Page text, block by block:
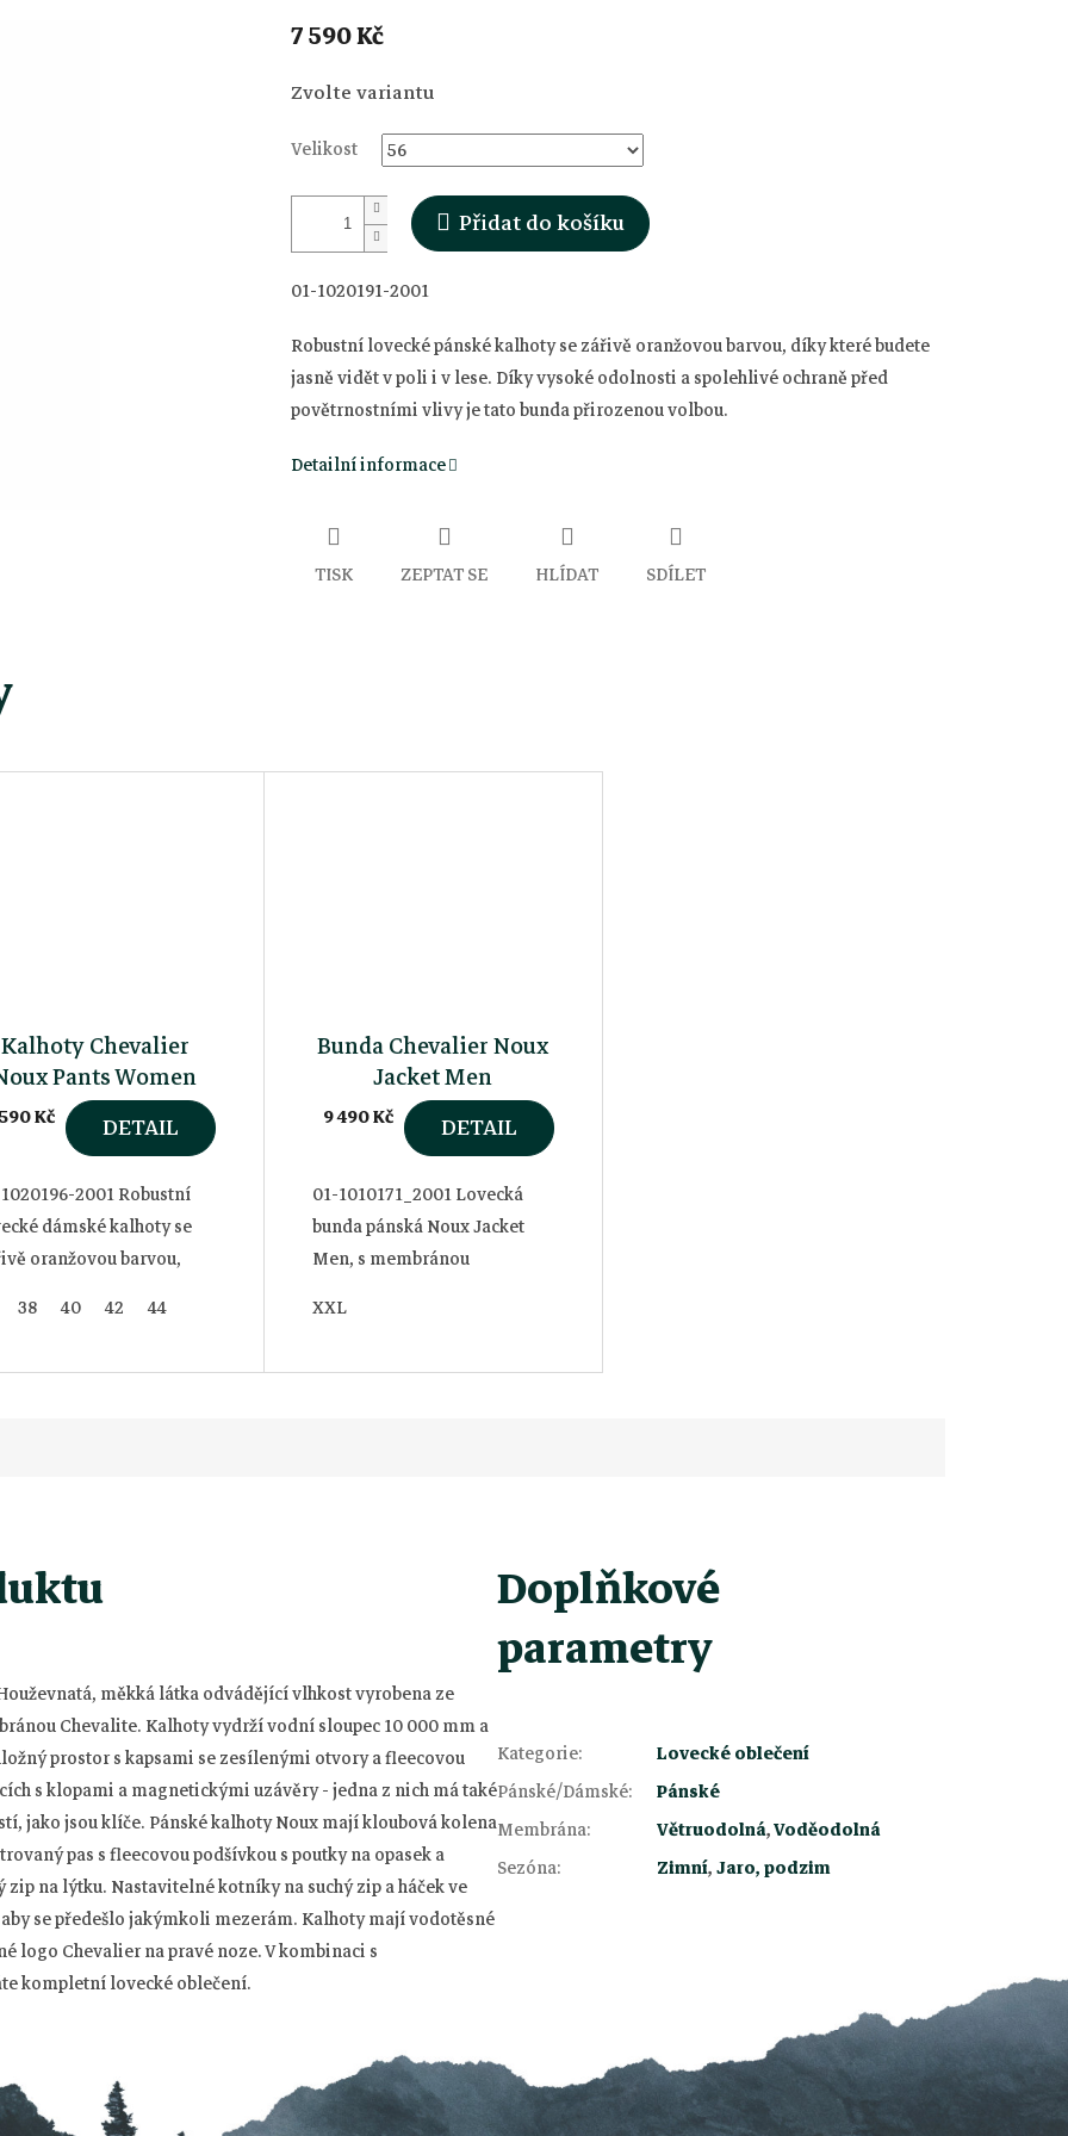
7 590 Kč
Měrná
cena:
Zvolte variantu
Velikost
Přidat do košíku
01-1020191-2001
Robustní lovecké pánské kalhoty se zářivě oranžovou barvou, díky které budete
jasně vidět v poli i v lese. Díky vysoké odolnosti a spolehlivé ochraně před
povětrnostními vlivy je tato bunda přirozenou volbou.
Detailní informace
TISK ZEPTAT SE HLÍDAT SDÍLET
Kalhoty Chevalier
Pants Women
Kč DETAIL
2001 Robustní
dámské kalhoty se
oranžovou barvou,
i v lese. Díky vysoké
38 40 42 44
Bunda Chevalier Noux
Jacket Men
9 490 Kč DETAIL
01-1010171_2001 Lovecká
bunda pánská Noux Jacket
Men, s membránou
bunda s jasně viditelnou
XXL
měkká látka odvádějící vlhkost vyrobena ze
Chevalite. Kalhoty vydrží vodní sloupec 10 000 mm a
prostor s kapsami se zesílenými otvory a fleecovou
s klopami a magnetickými uzávěry - jedna z nich má také
jako jsou klíče. Pánské kalhoty Noux mají kloubová kolena
pas s fleecovou podšívkou s poutky na opasek a
zip na lýtku. Nastavitelné kotníky na suchý zip a háček ve
se předešlo jakýmkoli mezerám. Kalhoty mají vodotěsné
logo Chevalier na pravé noze.V kombinaci s
kompletní lovecké oblečení.
Doplňkové
parametry
Kategorie:
Lovecké oblečení
Pánské/Dámské:
Pánské
Membrána: Větruodolná,Voděodolná
Sezóna: Zimní,Jaro, podzim